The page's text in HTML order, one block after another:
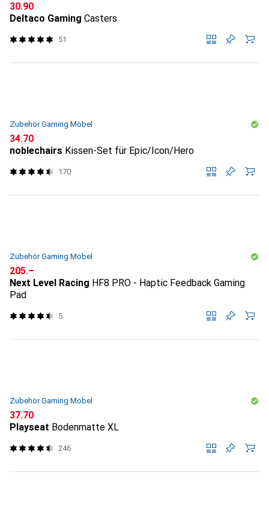
CHF
30.90
Deltaco Gaming Casters
51
Zubehör Gaming Möbel
CHF
34.70
noblechairs Kissen-Set für Epic/Icon/Hero
170
Zubehör Gaming Möbel
CHF
205.–
Next Level Racing HF8 PRO - Haptic Feedback Gaming
Pad
5
Zubehör Gaming Möbel
CHF
37.70
Playseat Bodenmatte XL
246